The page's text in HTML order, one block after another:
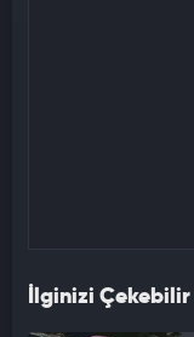
İlginizi Çekebilir